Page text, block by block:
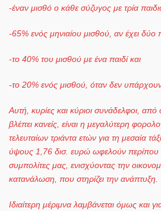
-έναν μισθό ο κάθε σύζυγος με τρία
-65% ενός μηνιαίου μισθού, αν έχει δύο
-το 40% του μισθού με ένα παιδί και
-το 20% ενός μισθού, όταν δεν
Αυτή, κυρίες και κύριοι συνάδελφοι,
βλέπει κανείς, είναι η μεγαλύτερη
τελευταίων τριάντα ετών για τη μεσαία
ύψους 1,76 δισ. ευρώ ωφελούν περίπου
συμπολίτες μας, ενισχύοντας την
κατανάλωση, που στηρίζει την ανάπτυξη.
Ιδιαίτερη μέριμνα λαμβάνεται όμως και